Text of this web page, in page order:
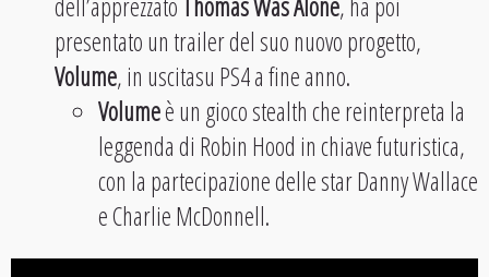
presentato un trailer del suo nuovo progetto,
Volume, in uscitasu PS4 a fine anno.
Volumeè un gioco stealth che reinterpreta la
leggenda di Robin Hood in chiave futuristica,
con la partecipazione delle star Danny Wallace
e Charlie McDonnell.